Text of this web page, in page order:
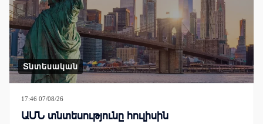
Տնտեսական
17:46 07/08/26
ԱՄՆ տնտեսությունը հուլիսին